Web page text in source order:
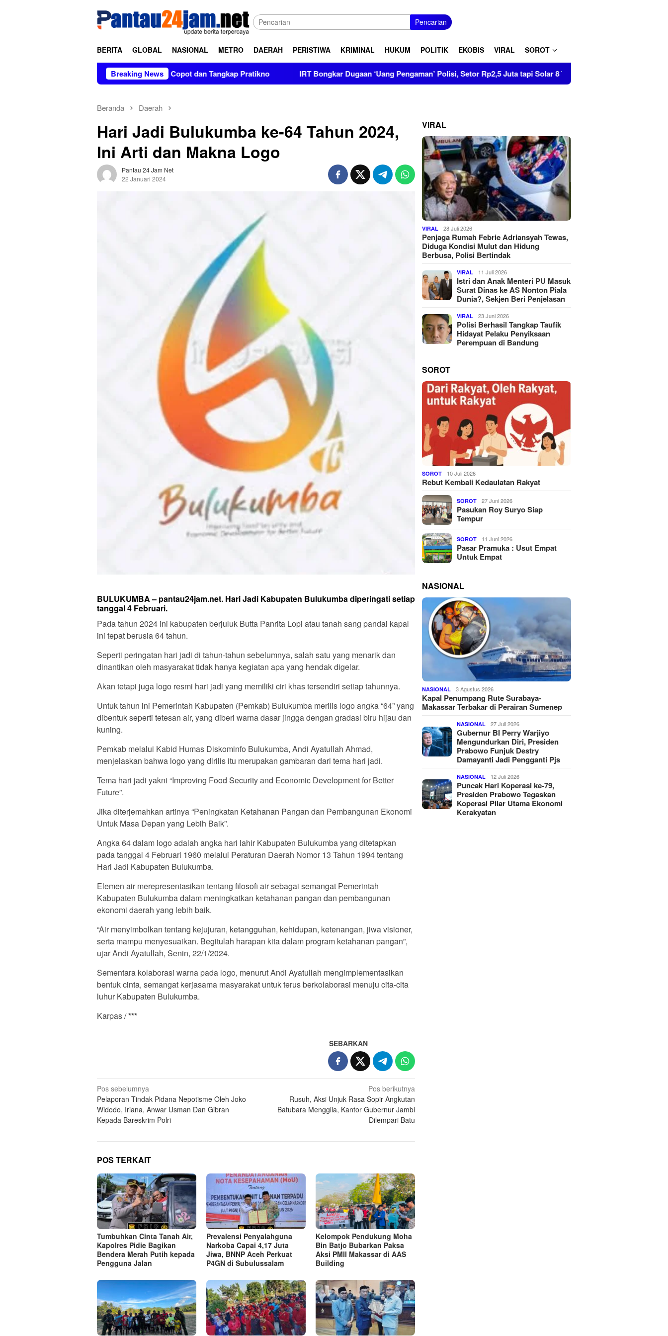
Pencarian
BERITA GLOBAL NASIONAL METRO DAERAH PERISTIWA KRIMINAL HUKUM POLITIK EKOBIS VIRAL SOROT
Breaking News
Copot dan Tangkap Pratikno IRT Bongkar Dugaan ‘Uang Pengaman’ Polisi, Setor Rp2,5 Juta tapi Solar 8 Ton Disita di Pinrang
Beranda Daerah
Hari Jadi Bulukumba ke-64 Tahun 2024,
Ini Arti dan Makna Logo
Pantau 24 Jam Net
22 Januari 2024
BULUKUMBA – pantau24jam.net. Hari Jadi Kabupaten Bulukumba diperingati setiap
tanggal 4 Februari.
Pada tahun 2024 ini kabupaten berjuluk Butta Panrita Lopi atau tanah sang pandai kapal
ini tepat berusia 64 tahun.
Seperti peringatan hari jadi di tahun-tahun sebelumnya, salah satu yang menarik dan
dinantikan oleh masyarakat tidak hanya kegiatan apa yang hendak digelar.
Akan tetapi juga logo resmi hari jadi yang memiliki ciri khas tersendiri setiap tahunnya.
Untuk tahun ini Pemerintah Kabupaten (Pemkab) Bulukumba merilis logo angka “64” yang
dibentuk seperti tetesan air, yang diberi warna dasar jingga dengan gradasi biru hijau dan
kuning.
Pemkab melalui Kabid Humas Diskominfo Bulukumba, Andi Ayatullah Ahmad,
menjelaskan bahwa logo yang dirilis itu merupakan gambaran dari tema hari jadi.
Tema hari jadi yakni “Improving Food Security and Economic Development for Better
Future”.
Jika diterjemahkan artinya “Peningkatan Ketahanan Pangan dan Pembangunan Ekonomi
Untuk Masa Depan yang Lebih Baik”.
Angka 64 dalam logo adalah angka hari lahir Kabupaten Bulukumba yang ditetapkan
pada tanggal 4 Februari 1960 melalui Peraturan Daerah Nomor 13 Tahun 1994 tentang
Hari Jadi Kabupaten Bulukumba.
Elemen air merepresentasikan tentang filosofi air sebagai semangat Pemerintah
Kabupaten Bulukumba dalam meningkatkan ketahanan pangan dan pembangunan
ekonomi daerah yang lebih baik.
“Air menyimbolkan tentang kejujuran, ketangguhan, kehidupan, ketenangan, jiwa visioner,
serta mampu menyesuaikan. Begitulah harapan kita dalam program ketahanan pangan”,
ujar Andi Ayatullah, Senin, 22/1/2024.
Sementara kolaborasi warna pada logo, menurut Andi Ayatullah mengimplementasikan
bentuk cinta, semangat kerjasama masyarakat untuk terus berkolaborasi menuju cita-cita
luhur Kabupaten Bulukumba.
Karpas /***
SEBARKAN
Navigasi
pos
Pos sebelumnya
Pelaporan Tindak Pidana Nepotisme Oleh Joko
Widodo, Iriana, Anwar Usman Dan Gibran
Kepada Bareskrim Polri
Pos berikutnya
Rusuh, Aksi Unjuk Rasa Sopir Angkutan
Batubara Menggila, Kantor Gubernur Jambi
Dilempari Batu
POS TERKAIT
Tumbuhkan Cinta Tanah Air,
Kapolres Pidie Bagikan
Bendera Merah Putih kepada
Pengguna Jalan ‎
Prevalensi Penyalahguna
Narkoba Capai 4,17 Juta
Jiwa, BNNP Aceh Perkuat
P4GN di Subulussalam
Kelompok Pendukung Moha
Bin Batjo Bubarkan Paksa
Aksi PMII Makassar di AAS
Building
VIRAL
VIRAL 28 Juli 2026
Penjaga Rumah Febrie Adriansyah Tewas,
Diduga Kondisi Mulut dan Hidung
Berbusa, Polisi Bertindak
VIRAL 11 Juli 2026
Istri dan Anak Menteri PU Masuk
Surat Dinas ke AS Nonton Piala
Dunia?, Sekjen Beri Penjelasan
VIRAL 23 Juni 2026
Polisi Berhasil Tangkap Taufik
Hidayat Pelaku Penyiksaan
Perempuan di Bandung
SOROT
SOROT 10 Juli 2026
Rebut Kembali Kedaulatan Rakyat
SOROT 27 Juni 2026
Pasukan Roy Suryo Siap
Tempur
SOROT 11 Juni 2026
Pasar Pramuka : Usut Empat
Untuk Empat
NASIONAL
NASIONAL 3 Agustus 2026
Kapal Penumpang Rute Surabaya-
Makassar Terbakar di Perairan Sumenep
NASIONAL 27 Juli 2026
Gubernur BI Perry Warjiyo
Mengundurkan Diri, Presiden
Prabowo Funjuk Destry
Damayanti Jadi Pengganti Pjs
NASIONAL 12 Juli 2026
Puncak Hari Koperasi ke-79,
Presiden Prabowo Tegaskan
Koperasi Pilar Utama Ekonomi
Kerakyatan